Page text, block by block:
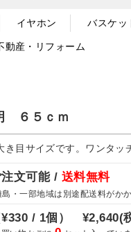
イヤホン バスケッ
動産・リフォーム
６５ｃｍ
き目サイズです。ワンタッ
文可能 / 送料無料
・一部地域は別途配送料がか
¥330 / 1個） ¥2,640(